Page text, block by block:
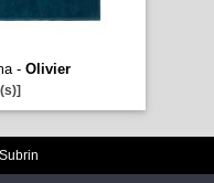
- Olivier